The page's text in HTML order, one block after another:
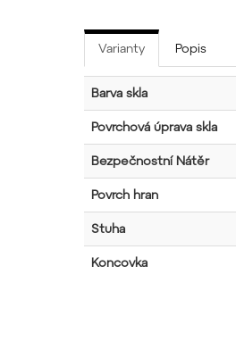
Varianty Popis
Barva skla
Povrchová úprava skla
Bezpečnostní Nátěr
Povrch hran
Stuha
Koncovka